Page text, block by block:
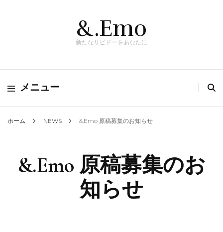
&.Emo
新たなリビドーをあなたに
メニュー
ホーム NEWS &.Emo 原稿募集のお知らせ
&.Emo 原稿募集のお
知らせ